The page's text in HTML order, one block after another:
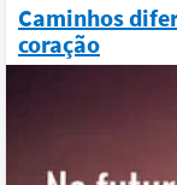
Caminhos
coração